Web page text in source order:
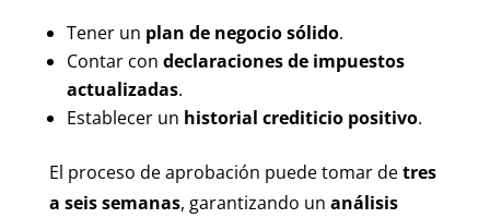
Tener un plan de negocio sólido.
Contar con declaraciones de impuestos
actualizadas.
Establecer un historial crediticio positivo.
El proceso de aprobación puede tomar detres
a seis semanas, garantizando un análisis